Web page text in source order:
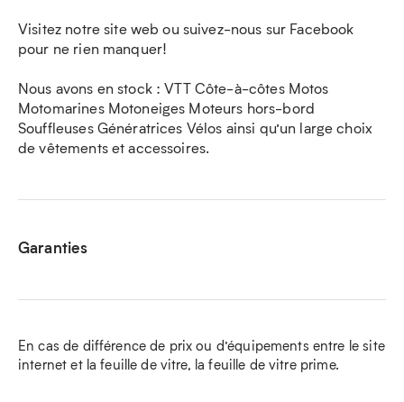
Visitez notre site web ou suivez-nous sur Facebook
pour ne rien manquer!
Nous avons en stock : VTT Côte-à-côtes Motos
Motomarines Motoneiges Moteurs hors-bord
Souffleuses Génératrices Vélos ainsi qu’un large choix
de vêtements et accessoires.
Garanties
En cas de différence de prix ou d’équipements entre le site
internet et la feuille de vitre, la feuille de vitre prime.